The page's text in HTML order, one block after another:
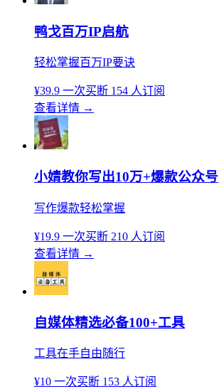
鸭戈百万IP启航
轻松掌握百万IP要诀
¥39.9 一次买断 154 人订阅
查看详情 →
小婧教你写出10万+爆款公众号
写作爆款轻松掌握
¥19.9 一次买断 210 人订阅
查看详情 →
自媒体精选必备100+工具
工具在手自由随行
¥10 一次买断 153 人订阅